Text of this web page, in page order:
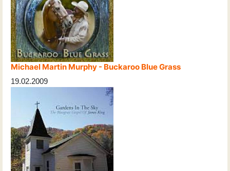
Michael Martin Murphy - Buckaroo Blue Grass
19.02.2009